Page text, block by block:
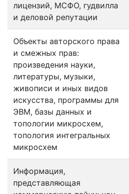
лицензий, МСФО, гудвилла
и деловой репутации
Объекты авторского права
и смежных прав:
произведения науки,
литературы, музыки,
живописи и иных видов
искусства, программы для
ЭВМ, базы данных и
топологии микросхем,
топология интегральных
микросхем
Информация,
представляющая